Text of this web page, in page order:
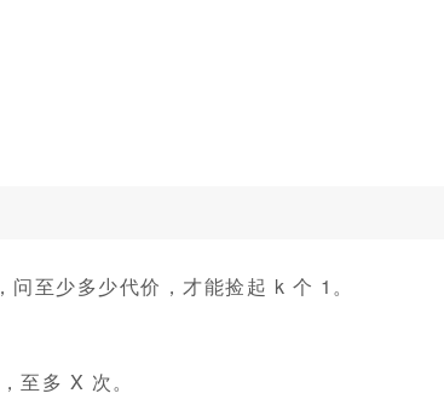
至少多少代价，才能捡起 k 个 1。
至多 X 次。